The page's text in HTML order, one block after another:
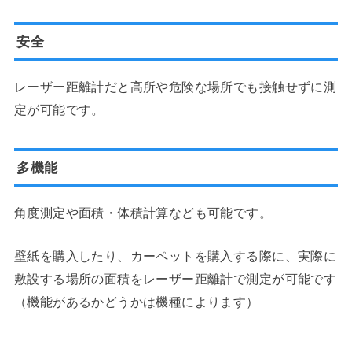
安全
レーザー距離計だと高所や危険な場所でも接触せずに測
定が可能です。
多機能
角度測定や面積・体積計算なども可能です。
壁紙を購入したり、カーペットを購入する際に、実際に
敷設する場所の面積をレーザー距離計で測定が可能です
（機能があるかどうかは機種によります）